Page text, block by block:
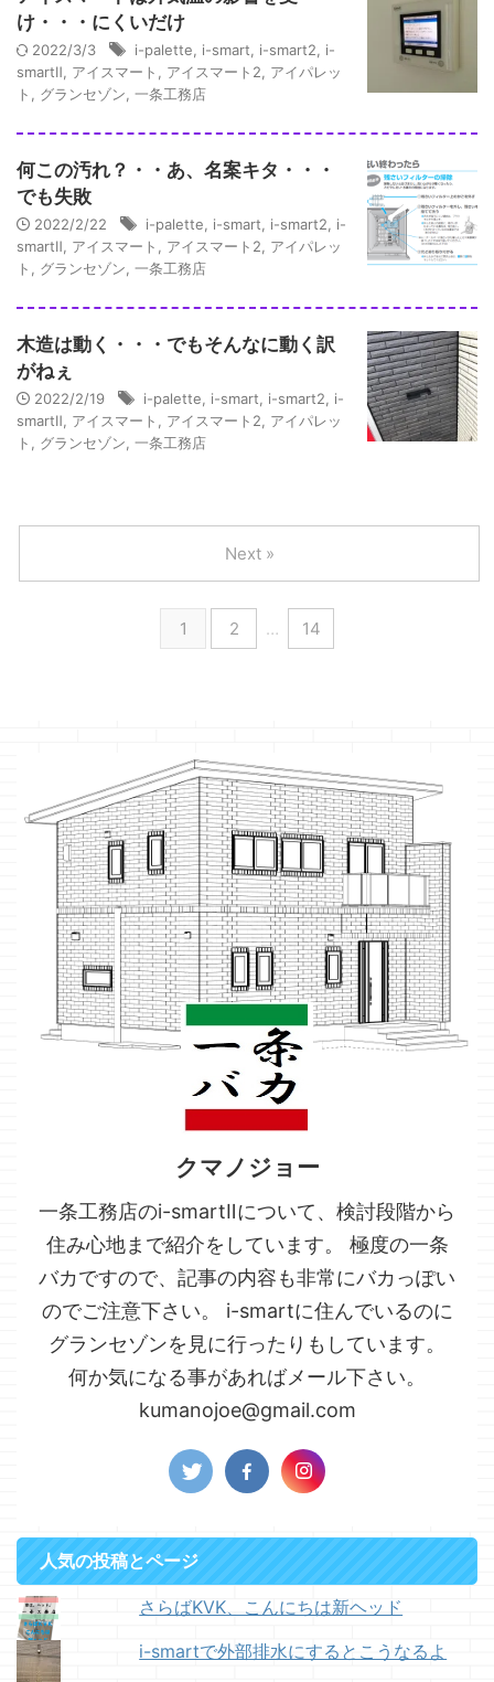
け・・・にくいだけ
2022/3/3 i-palette i-smart i-smart2
i-
smartⅡ
アイスマート アイスマート2
アイパレッ
ト
グランセゾン 一条工務店
何この汚れ？・・あ、名案キタ・・・
でも失敗
2022/2/22 i-palette i-smart i-smart2
i-
smartⅡ
アイスマート アイスマート2
アイパレッ
ト
グランセゾン 一条工務店
木造は動く・・・でもそんなに動く訳
がねぇ
2022/2/19 i-palette i-smart i-smart2
i-
smartⅡ
アイスマート アイスマート2
アイパレッ
ト
グランセゾン 一条工務店
1 2 … 14
Next »
クマノジョー
一条工務店のi-smartⅡについて、検討段階から
住み心地まで紹介をしています。 極度の一条
バカですので、記事の内容も非常にバカっぽい
のでご注意下さい。 i-smartに住んでいるのに
グランセゾンを見に行ったりもしています。
何か気になる事があればメール下さい。
kumanojoe@gmail.com
人気の投稿とページ
さらばKVK、こんにちは新ヘッド
i-smartで外部排水にするとこうなるよ